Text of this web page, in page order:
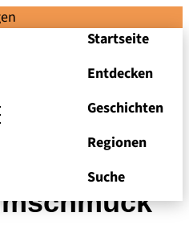
Startseite
Entdecken
Geschichten
Regionen
Suche